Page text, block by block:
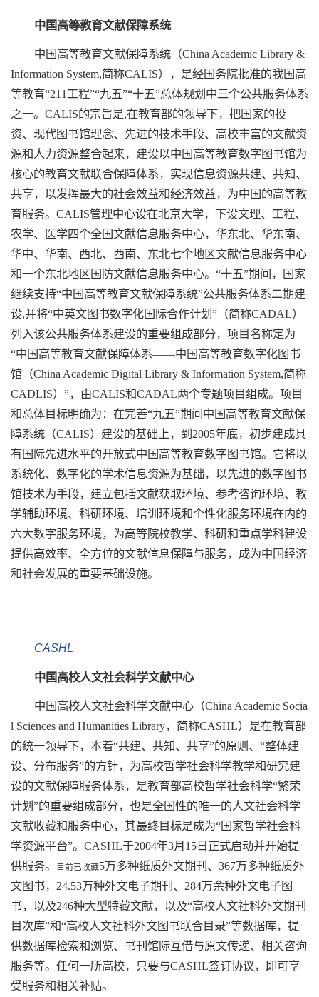
中国高等教育文献保障系统
中国高等教育文献保障系统（China Academic Library &
Information System,简称CALIS），是经国务院批准的我国高
等教育“211工程”“九五”“十五”总体规划中三个公共服务体系
之一。CALIS的宗旨是,在教育部的领导下，把国家的投
资、现代图书馆理念、先进的技术手段、高校丰富的文献资
源和人力资源整合起来，建设以中国高等教育数字图书馆为
核心的教育文献联合保障体系，实现信息资源共建、共知、
共享，以发挥最大的社会效益和经济效益，为中国的高等教
育服务。CALIS管理中心设在北京大学，下设文理、工程、
农学、医学四个全国文献信息服务中心，华东北、华东南、
华中、华南、西北、西南、东北七个地区文献信息服务中心
和一个东北地区国防文献信息服务中心。“十五”期间，国家
继续支持“中国高等教育文献保障系统”公共服务体系二期建
设,并将“中英文图书数字化国际合作计划”（简称CADAL）
列入该公共服务体系建设的重要组成部分，项目名称定为
“中国高等教育文献保障体系——中国高等教育数字化图书
馆（China Academic Digital Library & Information System,简称
CADLIS）”，由CALIS和CADAL两个专题项目组成。项目
和总体目标明确为：在完善“九五”期间中国高等教育文献保
障系统（CALIS）建设的基础上，到2005年底，初步建成具
有国际先进水平的开放式中国高等教育数字图书馆。它将以
系统化、数字化的学术信息资源为基础，以先进的数字图书
馆技术为手段，建立包括文献获取环境、参考咨询环境、教
学辅助环境、科研环境、培训环境和个性化服务环境在内的
六大数字服务环境，为高等院校教学、科研和重点学科建设
提供高效率、全方位的文献信息保障与服务，成为中国经济
和社会发展的重要基础设施。
CASHL
中国高校人文社会科学文献中心
中国高校人文社会科学文献中心（China Academic Socia
l Sciences and Humanities Library，简称CASHL）是在教育部
的统一领导下，本着“共建、共知、共享”的原则、“整体建
设、分布服务”的方针，为高校哲学社会科学教学和研究建
设的文献保障服务体系，是教育部高校哲学社会科学“繁荣
计划”的重要组成部分，也是全国性的唯一的人文社会科学
文献收藏和服务中心，其最终目标是成为“国家哲学社会科
学资源平台”。CASHL于2004年3月15日正式启动并开始提
供服务。
目前已收藏5万多种纸质外文期刊、367万多种纸质外
文图书，24.53万种外文电子期刊、284万余种外文电子图
书，以及246种大型特藏文献，以及“高校人文社科外文期刊
目次库”和“高校人文社科外文图书联合目录”等数据库，提
供数据库检索和浏览、书刊馆际互借与原文传递、相关咨询
服务等。任何一所高校，只要与CASHL签订协议，即可享
受服务和相关补贴。